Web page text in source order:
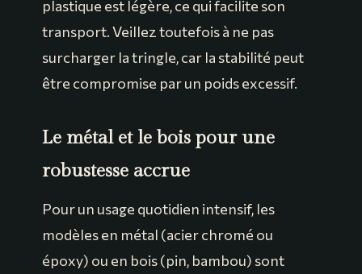
plastique est légère, ce qui facilite son
transport. Veillez toutefois à ne pas
surcharger la tringle, car la stabilité peut
être compromise par un poids excessif.
Le métal et le bois pour une
robustesse accrue
Pour un usage quotidien intensif, les
modèles en métal (acier chromé ou
époxy) ou en bois (pin, bambou) sont